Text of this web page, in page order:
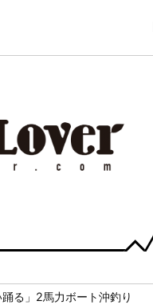
る」2馬力ボート沖釣り